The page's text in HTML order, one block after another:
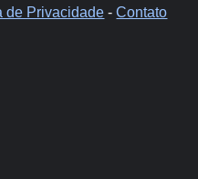
de Privacidade -Contato